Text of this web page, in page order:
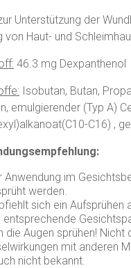
Unterstützung der
von Haut- und
46.3 mg Dexpanthenol
Isobutan, Butan,
emulgierender (Typ A)
C16) ,
Anwendung im
werden.
sich ein Aufsprühen
entsprechende
die Augen sprühen!
mit anderen
nicht bekannt.